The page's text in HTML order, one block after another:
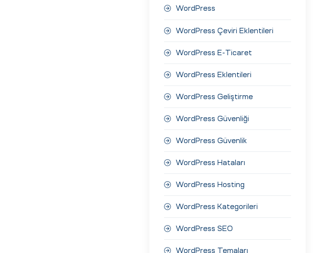
WordPress
WordPress Çeviri Eklentileri
WordPress E-Ticaret
WordPress Eklentileri
WordPress Geliştirme
WordPress Güvenliği
WordPress Güvenlik
WordPress Hataları
WordPress Hosting
WordPress Kategorileri
WordPress SEO
WordPress Temaları